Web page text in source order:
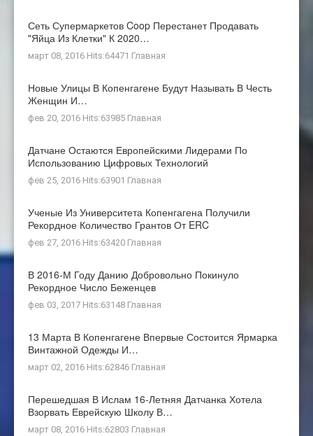
Сеть Супермаркетов Coop Перестанет Продавать
"яйца Из Клетки" К 2020…
март 08, 2016 Hits:64471 Главная
Новые Улицы В Копенгагене Будут Называть В Честь
Женщин И…
фев 20, 2016 Hits:63985 Главная
Датчане Остаются Европейскими Лидерами По
Использованию Цифровых Технологий
фев 25, 2016 Hits:63901 Главная
Ученые Из Университета Копенгагена Получили
Рекордное Количество Грантов От ERC
фев 27, 2016 Hits:63420 Главная
В 2016-М Году Данию Добровольно Покинуло
Рекордное Число Беженцев
фев 03, 2017 Hits:63148 Главная
13 Марта В Копенгагене Впервые Состоится Ярмарка
Винтажной Одежды И…
март 02, 2016 Hits:62846 Главная
Перешедшая В Ислам 16-Летняя Датчанка Хотела
Взорвать Еврейскую Школу В…
март 08, 2016 Hits:62803 Главная